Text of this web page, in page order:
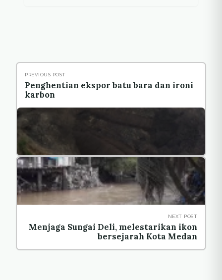
PREVIOUS POST
Penghentian ekspor batu bara dan ironi
karbon
NEXT POST
Menjaga Sungai Deli, melestarikan ikon
bersejarah Kota Medan